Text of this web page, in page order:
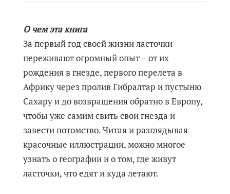
О чем эта книга
За первый год своей жизни ласточки
переживают огромный опыт ‒ от их
рождения в гнезде, первого перелета в
Африку через пролив Гибралтар и пустыню
Сахару и до возвращения обратно в Европу,
чтобы уже самим свить свои гнезда и
завести потомство. Читая и разглядывая
красочные иллюстрации, можно многое
узнать о географии и о том, где живут
ласточки, что едят и куда летают.